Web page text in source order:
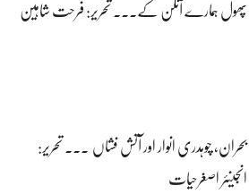
پھول ہمارے آنگن کے۔۔۔ تحریر: فرحت شاہین
بحران، چوہدری انوار اور آتش فشاں ۔۔۔ تحریر:
انجینئر اصغرحیات